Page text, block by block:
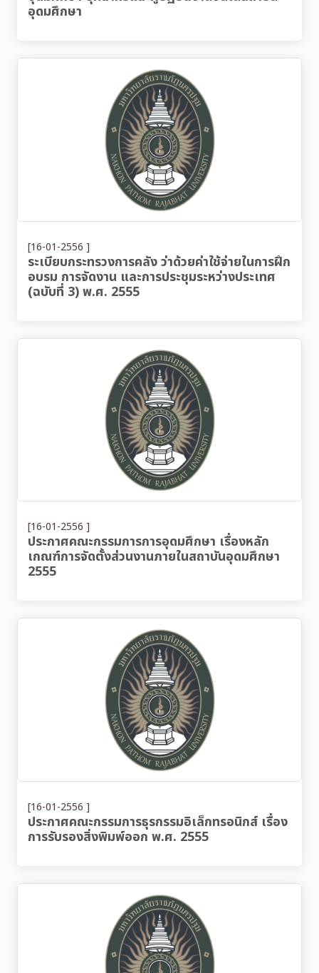
อุดมศึกษา
[16-01-2556 ]
ระเบียบกระทรวงการคลัง ว่าด้วยค่าใช้จ่ายในการฝึก
อบรม การจัดงาน และการประชุมระหว่างประเทศ
(ฉบับที่ 3) พ.ศ. 2555
[16-01-2556 ]
ประกาศคณะกรรมการการอุดมศึกษา เรื่องหลัก
เกณฑ์การจัดตั้งส่วนงานภายในสถาบันอุดมศึกษา
2555
[16-01-2556 ]
ประกาศคณะกรรมการธุรกรรมอิเล็กทรอนิกส์ เรื่อง
การรับรองสิ่งพิมพ์ออก พ.ศ. 2555